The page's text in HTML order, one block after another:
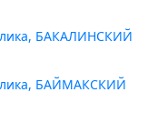
БАКАЛИНСКИЙ
БАЙМАКСКИЙ